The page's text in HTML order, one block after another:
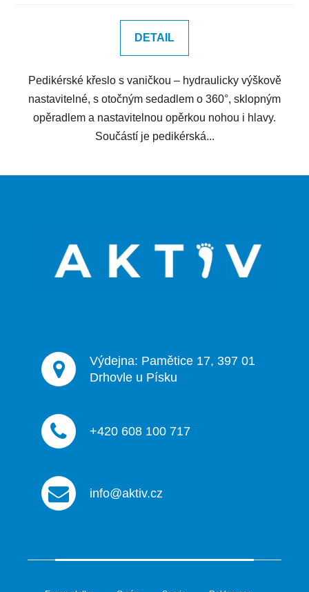
DETAIL
Pedikérské křeslo s vaničkou – hydraulicky výškově
nastavitelné, s otočným sedadlem o 360°, sklopným
opěradlem a nastavitelnou opěrkou nohou i hlavy.
Součástí je pedikérská...
Výdejna: Pamětice 17, 397 01
Drhovle u Písku
+420 608 100 717
info@aktiv.cz